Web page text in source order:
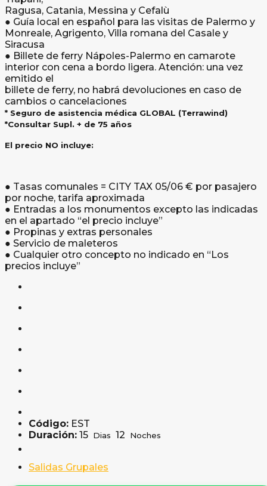
Ragusa, Catania, Messina y Cefalù
● Guía local en español para las visitas de Palermo y
Monreale, Agrigento, Villa romana del Casale y
Siracusa
● Billete de ferry Nápoles-Palermo en camarote
interior con cena a bordo ligera. Atención: una vez
emitido el
billete de ferry, no habrá devoluciones en caso de
cambios o cancelaciones
* Seguro de asistencia médica GLOBAL (Terrawind)
*Consultar Supl. + de 75 años
El precio NO incluye:
● Tasas comunales = CITY TAX 05/06 € por pasajero
por noche, tarifa aproximada
● Entradas a los monumentos excepto las indicadas
en el apartado “el precio incluye”
● Propinas y extras personales
● Servicio de maleteros
● Cualquier otro concepto no indicado en “Los
precios incluye”
Código: EST
Duración: 15 Dias 12 Noches
Salidas Grupales